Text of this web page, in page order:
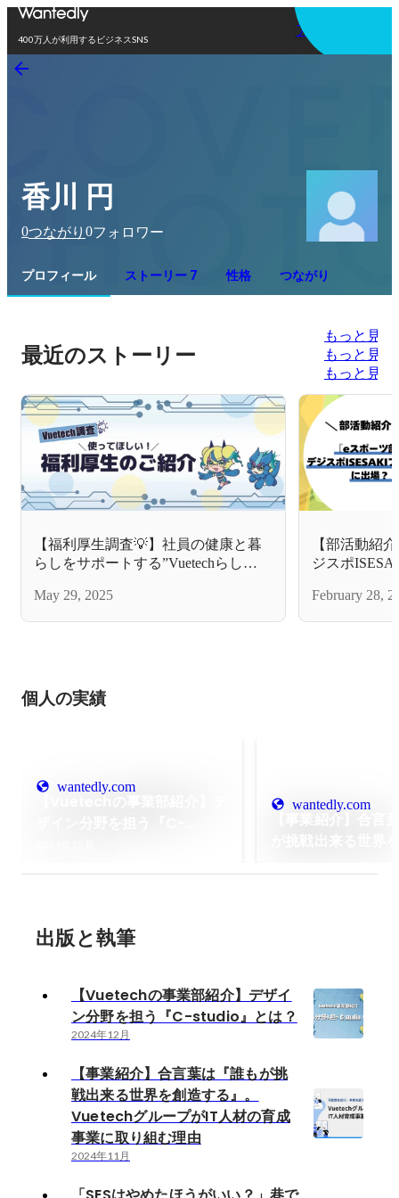
400万人が利用するビジネスSNS
アプリを使う
香川 円
0つながり 0フォロワー
プロフィール ストーリー 7 性格 つながり
最近のストーリー
もっと見る
もっと見る
もっと見る
【福利厚生調査💡】社員の健康と暮
らしをサポートする”Vuetechらし
May 29, 2025
【部活動紹
ジスポ
February 28,
個人の実績
wantedly.com
wantedly.com
出版と執筆
【Vuetechの事業部紹介】デザイ
ン分野を担う『C-studio』とは？
2024年12月
【事業紹介】合言葉は『誰もが挑
戦出来る世界を創造する』。
VuetechグループがIT人材の育成
事業に取り組む理由
2024年11月